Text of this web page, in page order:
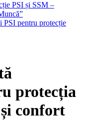
PSI și SSM –
PSI pentru protecție
protecția
confort